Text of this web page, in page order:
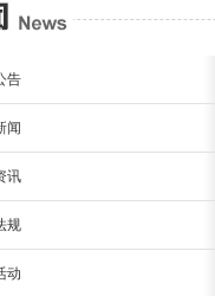
告
闻
讯
规
动